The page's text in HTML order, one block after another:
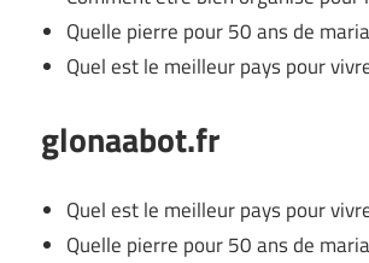
Quelle pierre pour 50 ans de
Quel est le meilleur pays pour
glonaabot.fr
Quel est le meilleur pays pour
Quelle pierre pour 50 ans de